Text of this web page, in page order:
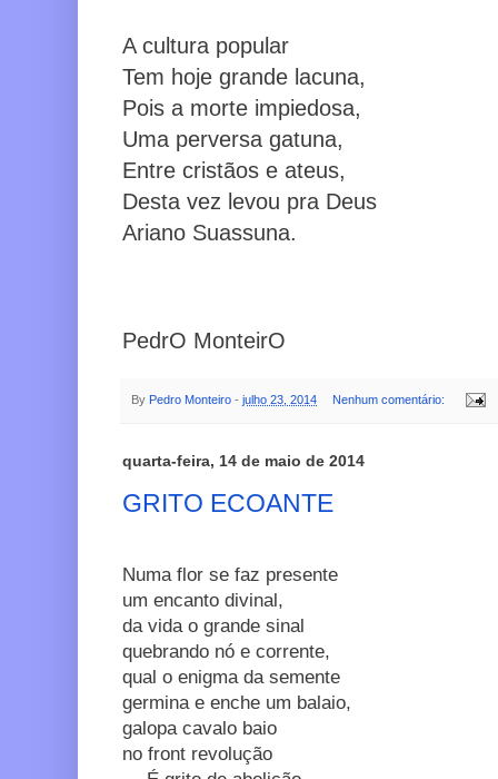
A cultura popular
Tem hoje grande lacuna,
Pois a morte impiedosa,
Uma perversa gatuna,
Entre cristãos e ateus,
Desta vez levou pra Deus
Ariano Suassuna.
PedrO MonteirO
By Pedro Monteiro - julho 23, 2014 Nenhum comentário:
quarta-feira, 14 de maio de 2014
GRITO ECOANTE
Numa flor se faz presente
um encanto divinal,
da vida o grande sinal
quebrando nó e corrente,
qual o enigma da semente
germina e enche um balaio,
galopa cavalo baio
no front revolução